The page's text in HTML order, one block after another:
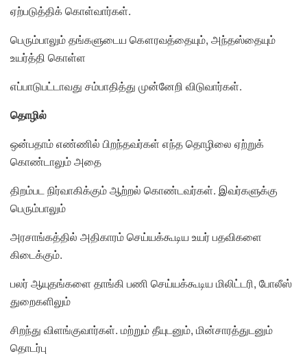
ஏற்படுத்திக் கொள்வார்கள்.
பெரும்பாலும் தங்களுடைய கௌரவத்தையும், அந்தஸ்தையும்
உயர்த்தி கொள்ள
எப்பாடுபட்டாவது சம்பாதித்து முன்னேறி விடுவார்கள்.
தொழில்
ஒன்பதாம் எண்ணில் பிறந்தவர்கள் எந்த தொழிலை ஏற்றுக்
கொண்டாலும் அதை
திறம்பட நிர்வாகிக்கும் ஆற்றல் கொண்டவர்கள். இவர்களுக்கு
பெரும்பாலும்
அரசாங்கத்தில் அதிகாரம் செய்யக்கூடிய உயர் பதவிகளை
கிடைக்கும்.
பலர் ஆயுதங்களை தாங்கி பணி செய்யக்கூடிய மிலிட்டரி, போலீஸ்
துறைகளிலும்
சிறந்து விளங்குவார்கள். மற்றும் தீயுடனும், மின்சாரத்துடனும்
தொடர்பு